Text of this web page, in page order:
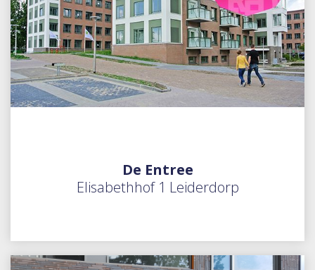
De Entree
Elisabethhof 1 Leiderdorp